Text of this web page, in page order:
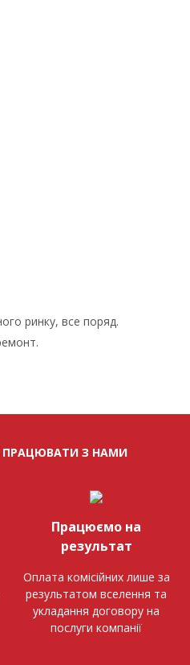
ринку, все поряд.
ПРАЦЮВАТИ З НАМИ
Працюємо на
результат
Оплата комісійних лише за
результатом вселення та
укладання договору на
послуги компанії